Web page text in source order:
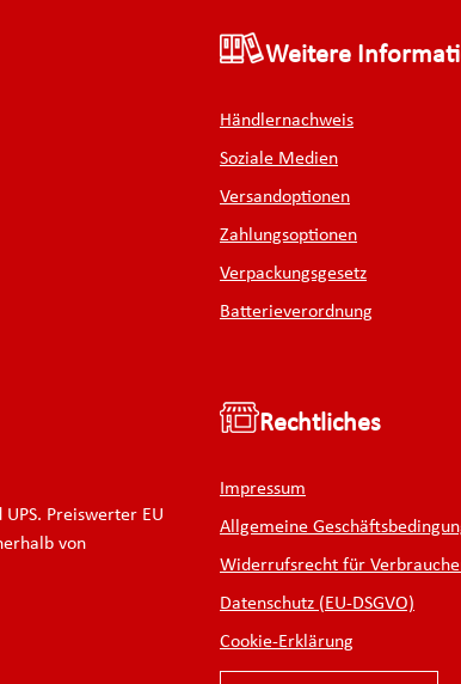
Weitere
Händlernachweis
Soziale Medien
Versandoptionen
Zahlungsoptionen
Verpackungsgesetz
Batterieverordnung
Rechtliches
Impressum
Allgemeine
Widerrufsrecht für
Datenschutz (EU-DSGVO)
Cookie-Erklärung
Preiswerter EU
von